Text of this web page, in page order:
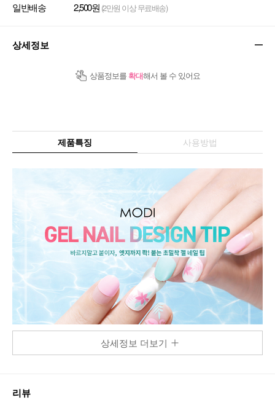
일반배송 2,500원 (2만원 이상 무료배송)
상세정보
상품정보를 확대해서 볼 수 있어요
제품특징 사용방법
상세정보 더보기
리뷰